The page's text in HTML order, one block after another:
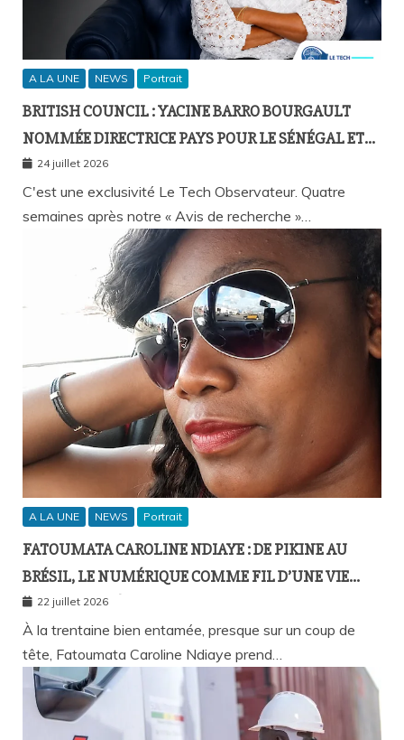
A LA UNE NEWS Portrait
BRITISH COUNCIL : YACINE BARRO BOURGAULT
NOMMÉE DIRECTRICE PAYS POUR LE SÉNÉGAL ET
L’AFRIQUE FRANCOPHONE
24 juillet 2026
C'est une exclusivité Le Tech Observateur. Quatre
semaines après notre « Avis de recherche »…
A LA UNE NEWS Portrait
FATOUMATA CAROLINE NDIAYE : DE PIKINE AU
BRÉSIL, LE NUMÉRIQUE COMME FIL D’UNE VIE
SANS FRONTIÈRES
22 juillet 2026
À la trentaine bien entamée, presque sur un coup de
tête, Fatoumata Caroline Ndiaye prend…